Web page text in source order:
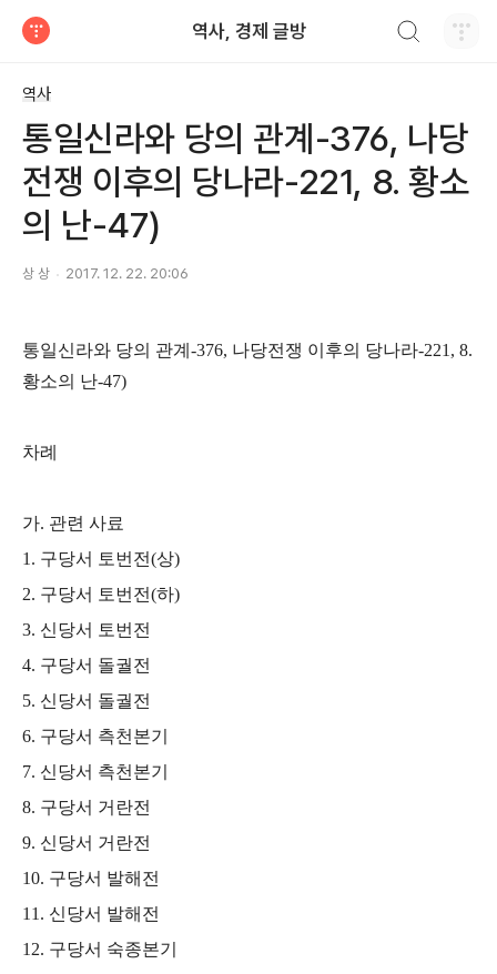
역사, 경제 글방
역사
통일신라와 당의 관계-376, 나당
전쟁 이후의 당나라-221, 8. 황소
의 난-47)
상 상 2017. 12. 22. 20:06
통일신라와 당의 관계 -376, 나당전쟁 이후의 당나라-221, 8.
황소의 난-47)
차례
가. 관련 사료
1. 구당서 토번전(상)
2. 구당서 토번전(하)
3. 신당서 토번전
4. 구당서 돌궐전
5. 신당서 돌궐전
6. 구당서 측천본기
7. 신당서 측천본기
8. 구당서 거란전
9. 신당서 거란전
10. 구당서 발해전
11. 신당서 발해전
12. 구당서 숙종본기